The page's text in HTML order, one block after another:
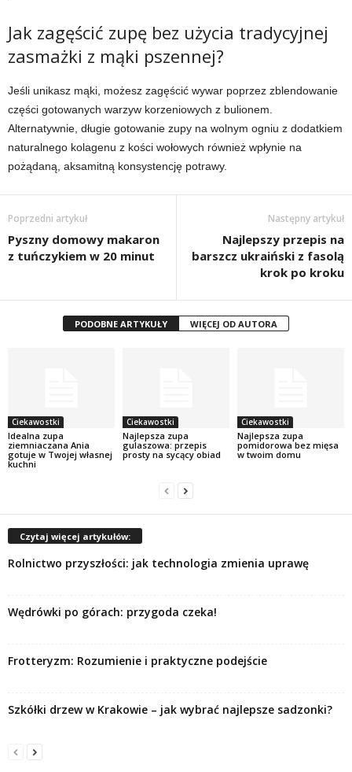
Jak zagęścić zupę bez użycia tradycyjnej
zasmażki z mąki pszennej?
Jeśli unikasz mąki, możesz zagęścić wywar poprzez zblendowanie
części gotowanych warzyw korzeniowych z bulionem.
Alternatywnie, długie gotowanie zupy na wolnym ogniu z dodatkiem
naturalnego kolagenu z kości wołowych również wpłynie na
pożądaną, aksamitną konsystencję potrawy.
Poprzedni artykuł
Pyszny domowy makaron
z tuńczykiem w 20 minut
Następny artykuł
Najlepszy przepis na
barszcz ukraiński z fasolą
krok po kroku
PODOBNE ARTYKUŁY WIĘCEJ OD AUTORA
Ciekawostki
Idealna zupa
ziemniaczana Ania
gotuje w Twojej własnej
kuchni
Ciekawostki
Najlepsza zupa
gulaszowa: przepis
prosty na sycący obiad
Ciekawostki
Najlepsza zupa
pomidorowa bez mięsa
w twoim domu
Czytaj więcej artykułów:
Rolnictwo przyszłości: jak technologia zmienia uprawę
Wędrówki po górach: przygoda czeka!
Frotteryzm: Rozumienie i praktyczne podejście
Szkółki drzew w Krakowie – jak wybrać najlepsze sadzonki?